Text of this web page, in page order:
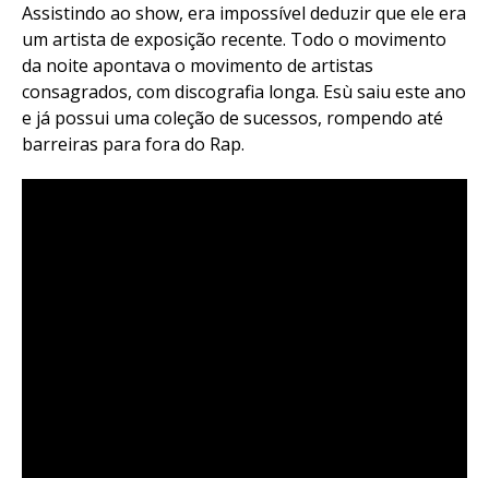
Assistindo ao show, era impossível deduzir que ele era
um artista de exposição recente. Todo o movimento
da noite apontava o movimento de artistas
consagrados, com discografia longa. Esù saiu este ano
e já possui uma coleção de sucessos, rompendo até
barreiras para fora do Rap.